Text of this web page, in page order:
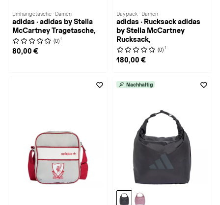
Umhängetasche · Damen
adidas · adidas by Stella
McCartney Tragetasche,
(0) 1
80,00 €
Daypack · Damen
adidas · Rucksack adidas
by Stella McCartney
Rucksack,
(0) 1
180,00 €
Nachhaltig